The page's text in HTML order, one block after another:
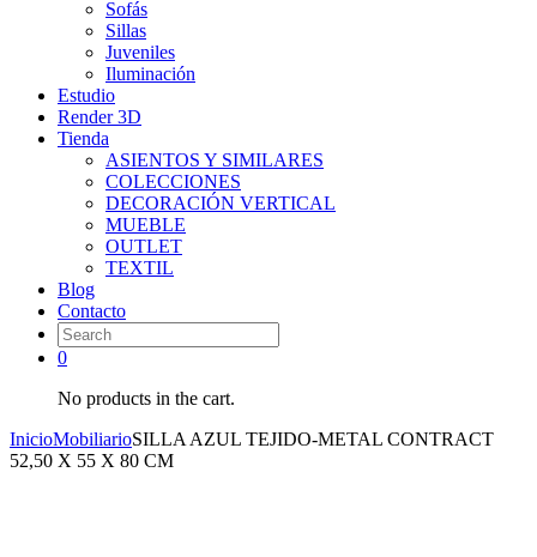
Sofás
Sillas
Juveniles
Iluminación
Estudio
Render 3D
Tienda
ASIENTOS Y SIMILARES
COLECCIONES
DECORACIÓN VERTICAL
MUEBLE
OUTLET
TEXTIL
Blog
Contacto
0
No products in the cart.
InicioMobiliarioSILLA AZUL TEJIDO-METAL CONTRACT
52,50 X 55 X 80 CM